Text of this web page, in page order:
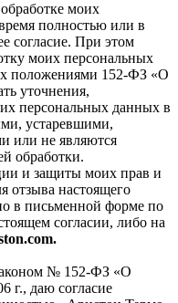
моих
полностью или в
согласие. При этом
моих персональных
положениями 152-ФЗ «О
уточнения,
персональных данных в
устаревшими,
или не являются
обработки.
и защиты моих прав и
отзыва настоящего
в письменной форме по
согласии, либо на
№ 152-ФЗ «О
г., даю согласие